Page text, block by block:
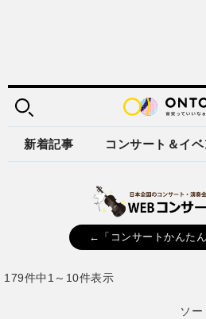
新着記事 コンサート＆イベ
←「コンサートかんた
179件中1～10件表示
ソー